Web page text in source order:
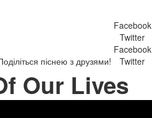
піснею з друзями!
Facebook
Twitter
Facebook
Twitter
Our Lives